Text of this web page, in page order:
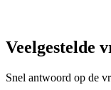
Veelgestelde
Snel antwoord op de